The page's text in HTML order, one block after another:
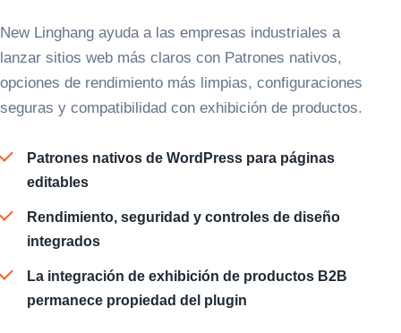
New Linghang ayuda a las empresas industriales a
lanzar sitios web más claros con Patrones nativos,
opciones de rendimiento más limpias, configuraciones
seguras y compatibilidad con exhibición de productos.
Patrones nativos de WordPress para páginas
editables
Rendimiento, seguridad y controles de diseño
integrados
La integración de exhibición de productos B2B
permanece propiedad del plugin